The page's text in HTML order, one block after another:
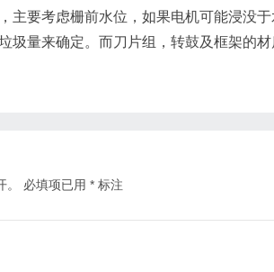
主要考虑栅前水位，如果电机可能浸没
圾量来确定。而刀片组，转鼓及框架的材
必填项已用 * 标注